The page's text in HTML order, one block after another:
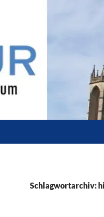
Schlagwortarchiv: